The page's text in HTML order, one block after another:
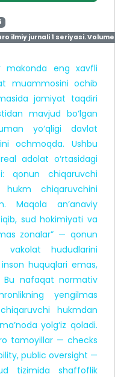
ilmiy jurnali 1 seriyasi. Volume
makonda eng xavfli
muammosini ochib
jamiyat taqdiri
mavjud bo‘lgan
yo‘qligi davlat
ochmoqda. Ushbu
adolat o‘rtasidagi
qonun chiqaruvchi
hukm chiqaruvchini
Maqola an’anaviy
sud hokimiyati va
zonalar” — qonun
vakolat hududlarini
huquqlari emas,
Bu nafaqat normativ
yengilmas
hukmdan
yolg‘iz qoladi.
tamoyillar — checks
public oversight —
tizimida shaffoflik